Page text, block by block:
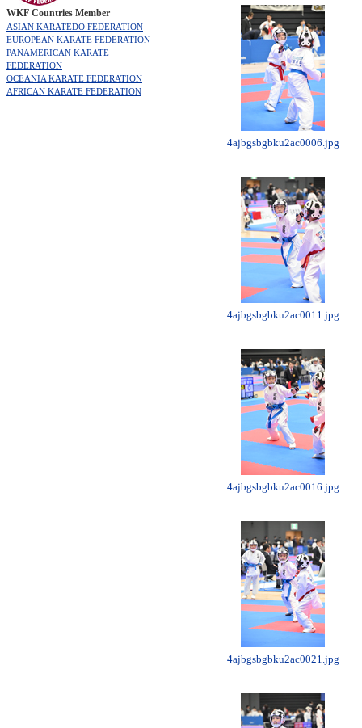
WKF Countries Member
ASIAN KARATEDO FEDERATION
EUROPEAN KARATE FEDERATION
PANAMERICAN KARATE
FEDERATION
OCEANIA KARATE FEDERATION
AFRICAN KARATE FEDERATION
4ajbgsbgbku2ac0006.jpg
4ajbgsbgbku2ac0011.jpg
4ajbgsbgbku2ac0016.jpg
4ajbgsbgbku2ac0021.jpg